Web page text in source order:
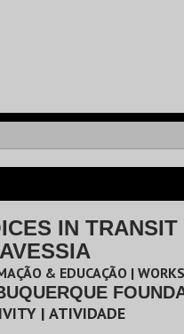
IN
& EDUCAÇÃO |
| ATIVIDADE